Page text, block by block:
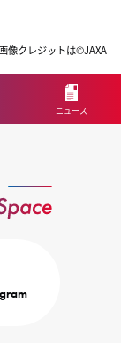
像クレジットは©JAXA
ニュース